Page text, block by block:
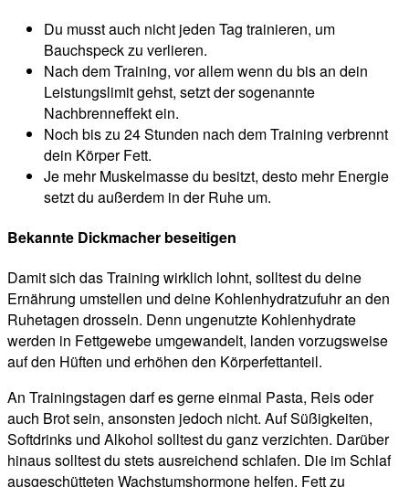
Du musst auch nicht jeden Tag trainieren, um
Bauchspeck zu verlieren.
Nach dem Training, vor allem wenn du bis an dein
Leistungslimit gehst, setzt der sogenannte
Nachbrenneffekt ein.
Noch bis zu 24 Stunden nach dem Training verbrennt
dein Körper Fett.
Je mehr Muskelmasse du besitzt, desto mehr Energie
setzt du außerdem in der Ruhe um.
Bekannte Dickmacher beseitigen
Damit sich das Training wirklich lohnt, solltest du deine
Ernährung umstellen und deine Kohlenhydratzufuhr an den
Ruhetagen drosseln. Denn ungenutzte Kohlenhydrate
werden in Fettgewebe umgewandelt, landen vorzugsweise
auf den Hüften und erhöhen den Körperfettanteil.
An Trainingstagen darf es gerne einmal Pasta, Reis oder
auch Brot sein, ansonsten jedoch nicht. Auf Süßigkeiten,
Softdrinks und Alkohol solltest du ganz verzichten. Darüber
hinaus solltest du stets ausreichend schlafen. Die im Schlaf
ausgeschütteten Wachstumshormone helfen, Fett zu